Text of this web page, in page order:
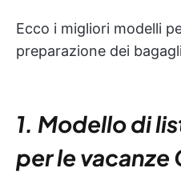
Ecco i migliori modelli
preparazione dei
1. Modello di
per le vacanze